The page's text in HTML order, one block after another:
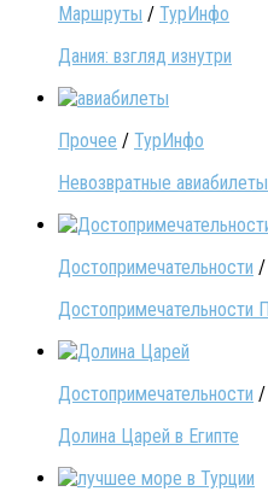
Маршруты / ТурИнфо
Дания: взгляд изнутри
Прочее / ТурИнфо
Невозвратные
Достопримечательности /
Достопримечательности
Достопримечательности /
Долина Царей в Египте